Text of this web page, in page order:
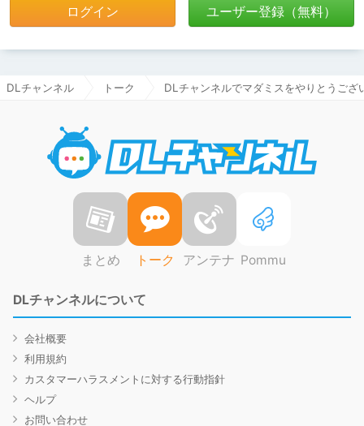
ログイン ユーザー登録（無料）
DLチャンネル トーク DLチャンネルでマダミスをやりとうござ
まとめ トーク アンテナ Pommu
DLチャンネルについて
会社概要
利用規約
カスタマーハラスメントに対する行動指針
ヘルプ
お問い合わせ